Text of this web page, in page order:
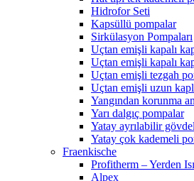
Hidrofor Seti
Kapsüllü pompalar
Sirkülasyon Pompaları
Uçtan emişli kapalı
Uçtan emişli kapalı
Uçtan emişli tezgah
Uçtan emişli uzun
Yangından korunma
Yarı dalgıç pompalar
Yatay ayrılabilir
Yatay çok kademeli
Fraenkische
Profitherm – Yerden
Alpex